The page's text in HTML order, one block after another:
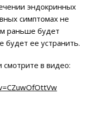
эндокринных
симптомах не
раньше будет
будет ее устранить.
в видео: